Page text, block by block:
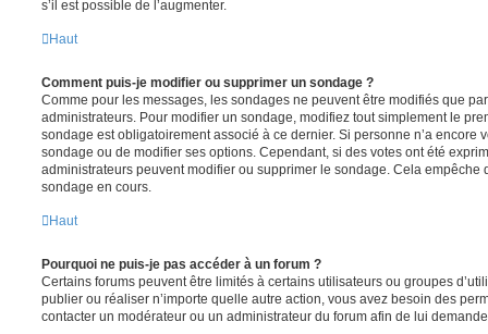
s’il est possible de l’augmenter.
Haut
Comment puis-je modifier ou supprimer un sondage ?
Comme pour les messages, les sondages ne peuvent être modifiés que
administrateurs. Pour modifier un sondage, modifiez tout simplement le
sondage est obligatoirement associé à ce dernier. Si personne n’a encore
sondage ou de modifier ses options. Cependant, si des votes ont été
administrateurs peuvent modifier ou supprimer le sondage. Cela empêche
sondage en cours.
Haut
Pourquoi ne puis-je pas accéder à un forum ?
Certains forums peuvent être limités à certains utilisateurs ou groupes
publier ou réaliser n’importe quelle autre action, vous avez besoin des
contacter un modérateur ou un administrateur du forum afin de lui